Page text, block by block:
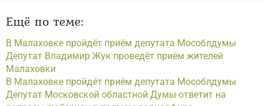
Ещё по теме:
В Малаховке пройдёт приём депутата Мособлдумы
Депутат Владимир Жук проведёт приём жителей
Малаховки
В Малаховке пройдёт приём депутата Мособлдумы
Депутат Московской областной Думы ответит на